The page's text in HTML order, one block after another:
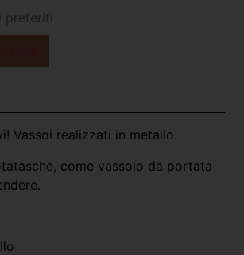
preferiti
Vassoi realizzati in metallo.
come vassoio da portata